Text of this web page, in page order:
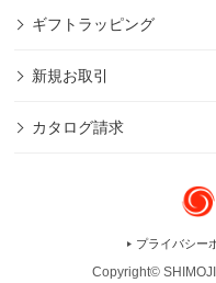
ギフトラッピング
新規お取引
カタログ請求
プライバシー
Copyright©